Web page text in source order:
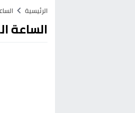
الرئيسية
الساعة